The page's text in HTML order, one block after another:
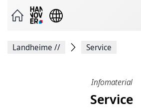
Facebook
Landheime // Service
Infomaterial
Service